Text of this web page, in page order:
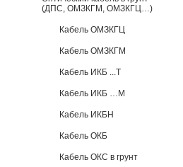
(ДПС, ОМЗКГМ, ОМЗКГЦ…)
Кабель ОМЗКГЦ
Кабель ОМЗКГМ
Кабель ИКБ ...Т
Кабель ИКБ …М
Кабель ИКБН
Кабель ОКБ
Кабель ОКС в грунт